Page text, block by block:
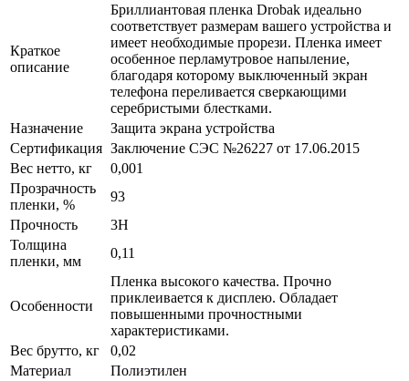
Краткое
описание
Бриллиантовая пленка Drobak идеально
соответствует размерам вашего устройства и
имеет необходимые прорези. Пленка имеет
особенное перламутровое напыление,
благодаря которому выключенный экран
телефона переливается сверкающими
серебристыми блестками.
Назначение
Защита экрана устройства
Сертификация Заключение СЭС №26227 от 17.06.2015
Вес нетто, кг
0,001
Прозрачность
пленки, %
93
Прочность
3H
Толщина
пленки, мм
0,11
Особенности
Пленка высокого качества. Прочно
приклеивается к дисплею. Обладает
повышенными прочностными
характеристиками.
Вес брутто, кг
0,02
Материал
Полиэтилен